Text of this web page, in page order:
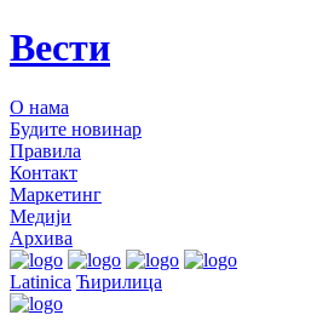
Вести
О нама
Будите новинар
Правила
Контакт
Маркетинг
Медији
Архива
Latinica Ћирилица